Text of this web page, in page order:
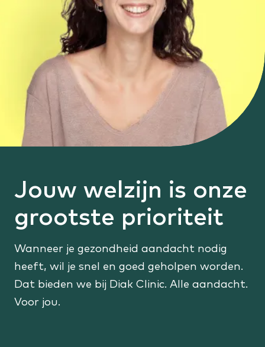
Jouw welzijn is onze
grootste prioriteit
Wanneer je gezondheid aandacht nodig
heeft, wil je snel en goed geholpen worden.
Dat bieden we bij Diak Clinic. Alle aandacht.
Voor jou.